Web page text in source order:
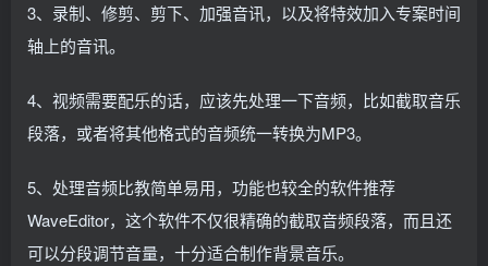
3、录制、修剪、剪下、加强音讯，以及将特效加入专案时间
轴上的音讯。
4、视频需要配乐的话，应该先处理一下音频，比如截取音乐
段落，或者将其他格式的音频统一转换为MP3。
5、处理音频比教简单易用，功能也较全的软件推荐
WaveEditor，这个软件不仅很精确的截取音频段落，而且还
可以分段调节音量，十分适合制作背景音乐。